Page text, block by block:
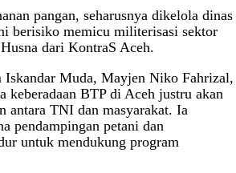
pangan, seharusnya dikelola dinas
berisiko memicu militerisasi sektor
dari KontraS Aceh.
Iskandar Muda, Mayjen Niko Fahrizal,
keberadaan BTP di Aceh justru akan
antara TNI dan masyarakat. Ia
pendampingan petani dan
untuk mendukung program